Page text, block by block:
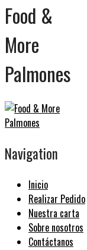
Food &
More
Palmones
Navigation
Inicio
Realizar Pedido
Nuestra carta
Sobre nosotros
Contáctanos